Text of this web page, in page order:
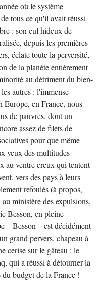
où le système
tous ce qu'il avait réussi
: son cul hideux de
depuis les premières
éclate toute la perversité,
de la planète entièrement
au détriment du bien-
autres : l'immense
Europe, en France, nous
de pauvres, dont un
assez de filets de
pour que même
yeux des multitudes
au ventre creux qui tentent
vers des pays à leurs
refoulés (à propos,
ministère des expulsions,
Besson, en pleine
– Besson – est décidément
grand pervers, chapeau à
cerise sur le gâteau : le
qui a réussi à détourner la
budget de la France !